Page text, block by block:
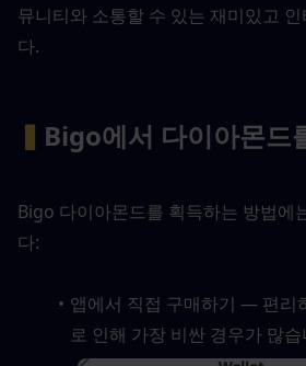
뮤니티와 소통할 수 있는 재미있고
다.
▍ Bigo에서 다이아몬드
Bigo 다이아몬드를 획득하는 방법에
다:
앱에서 직접 구매하기 — 편리
로 인해 가장 비싼 경우가 많습